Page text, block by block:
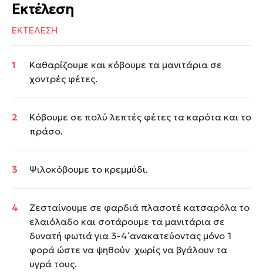
Εκτέλεση
ΕΚΤΕΛΕΣΗ
Καθαρίζουμε και κόβουμε τα μανιτάρια σε
χοντρές φέτες.
Κόβουμε σε πολύ λεπτές φέτες τα καρότα και το
πράσο.
Ψιλοκόβουμε το κρεμμύδι.
Ζεσταίνουμε σε φαρδιά πλασοτέ κατσαρόλα το
ελαιόλαδο και σοτάρουμε τα μανιτάρια σε
δυνατή φωτιά για 3-4΄ανακατεύοντας μόνο 1
φορά ώστε να ψηθούν χωρίς να βγάλουν τα
υγρά τους.